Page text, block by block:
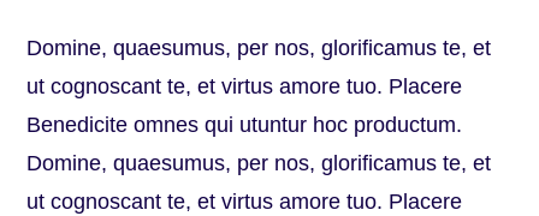
Domine, quaesumus, per nos, glorificamus te, et
ut cognoscant te, et virtus amore tuo. Placere
Benedicite omnes qui utuntur hoc productum.
Domine, quaesumus, per nos, glorificamus te, et
ut cognoscant te, et virtus amore tuo. Placere